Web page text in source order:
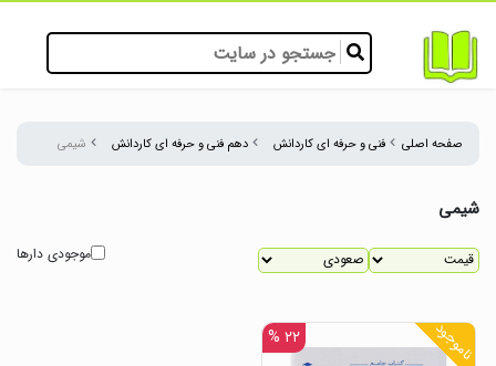
صفحه اصلی فنی و حرفه ای کاردانش دهم فنی و حرفه ای کاردانش شیمی
شیمی
موجودی دارها
ناموجود ۲۲ %